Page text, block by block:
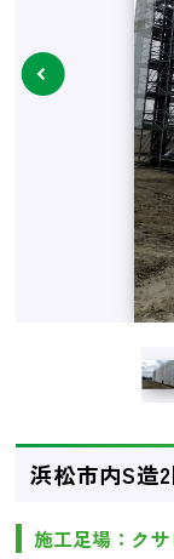
浜松市内S造
施工足場：ク